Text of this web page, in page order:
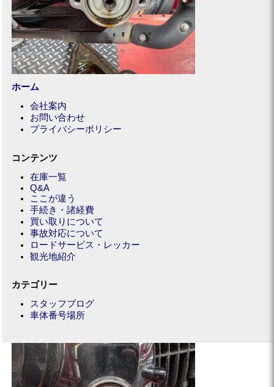
ホーム
会社案内
お問い合わせ
プライバシーポリシー
コンテンツ
在庫一覧
Q&A
ここが違う
手続き・諸経費
買い取りについて
事故対応について
ロードサービス・レッカー
観光地紹介
カテゴリー
スタッフブログ
車体番号場所